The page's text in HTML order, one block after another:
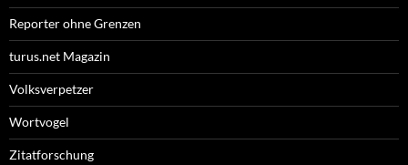
Reporter ohne Grenzen
turus.net Magazin
Volksverpetzer
Wortvogel
Zitatforschung